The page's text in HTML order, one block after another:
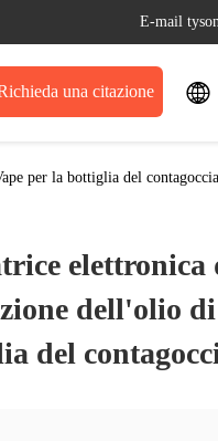
E-mail
una citazione 
per la bottiglia del
elettronica
dell'olio
del